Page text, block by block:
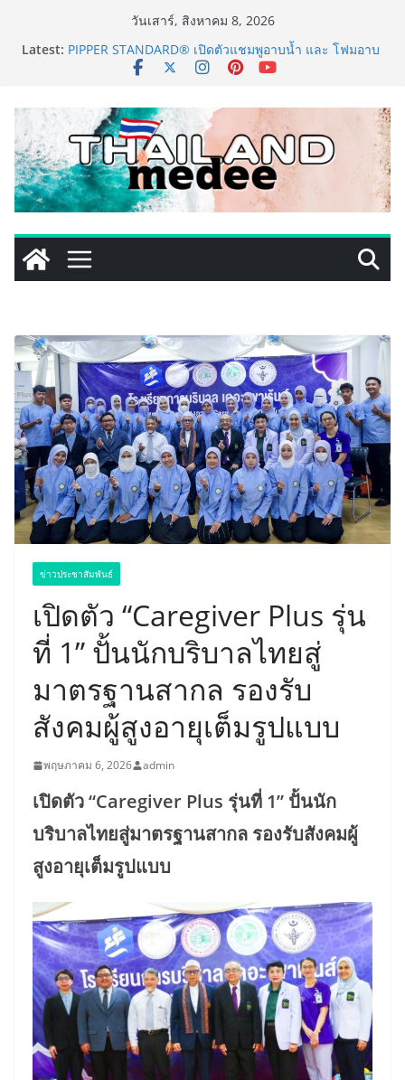
วันเสาร์, สิงหาคม 8, 2026
Latest: PIPPER STANDARD® เปิดตัวแชมพูอาบน้ำ และ โฟมอาบ
แห้งสัตว์เลี้ยง ชูนวัตกรรมพลังธรรมชาติ “Zero-Residue”
เริ่มแล้ว! อ.ต.ก.แฟร์ 4 ภาค @ภาคกลาง “มนต์เสน่ห์เกษตร
ไทย สู่ใจกลางมหานคร” ชวนชิม ช้อป สินค้าเกษตร
คุณภาพจากทั่วไทย วันนี้ – 8 สิงหาคมนี้ ณ ลานคนเมือง
ททท. ประกาศความสำเร็จ Village to the World Season
5 ผนึก 9 พันธมิตร ขับเคลื่อน ESG Tourism สืบสานพระ
ราชปณิธาน สร้างคุณค่าการท่องเที่ยวไทยอย่างยั่งยืน
เหิงลี่ แมนูแฟคเจอริ่ง เทคโนโลยี (ไทยแลนด์) เปิดโรงงาน
แห่งใหม่ในชลบุรี เดินหน้าขยายฐานการผลิตสู่เอเชียตะวัน
ออกเฉียงใต้ เสริมแกร่งยุทธศาสตร์ระดับโลก
LORDNINE จัดศึกคนดังสายเกม ไทย ปะทะ ฟิลิปปินส์ ใน
“Rise of the Tenth Lord” เปิดสงครามกิลด์ข้ามประเทศ
ข่าวประชาสัมพันธ์
เปิดตัว “Caregiver Plus รุ่น
ที่ 1” ปั้นนักบริบาลไทยสู่
มาตรฐานสากล รองรับ
สังคมผู้สูงอายุเต็มรูปแบบ
พฤษภาคม 6, 2026 admin
เปิดตัว “Caregiver Plus รุ่นที่ 1” ปั้นนัก
บริบาลไทยสู่มาตรฐานสากล รองรับสังคมผู้
สูงอายุเต็มรูปแบบ